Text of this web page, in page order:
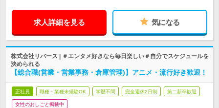
求人詳細を見る 気になる
株式会社リバース | ＃エンタメ好きなら毎日楽しい＃自分でスケジュールを
決められる
【総合職(営業・営業事務・倉庫管理)】アニメ・流行好き歓迎！
正社員 職種・業種未経験OK 学歴不問 完全週休2日制 第二新卒歓迎
女性のおしごと掲載中